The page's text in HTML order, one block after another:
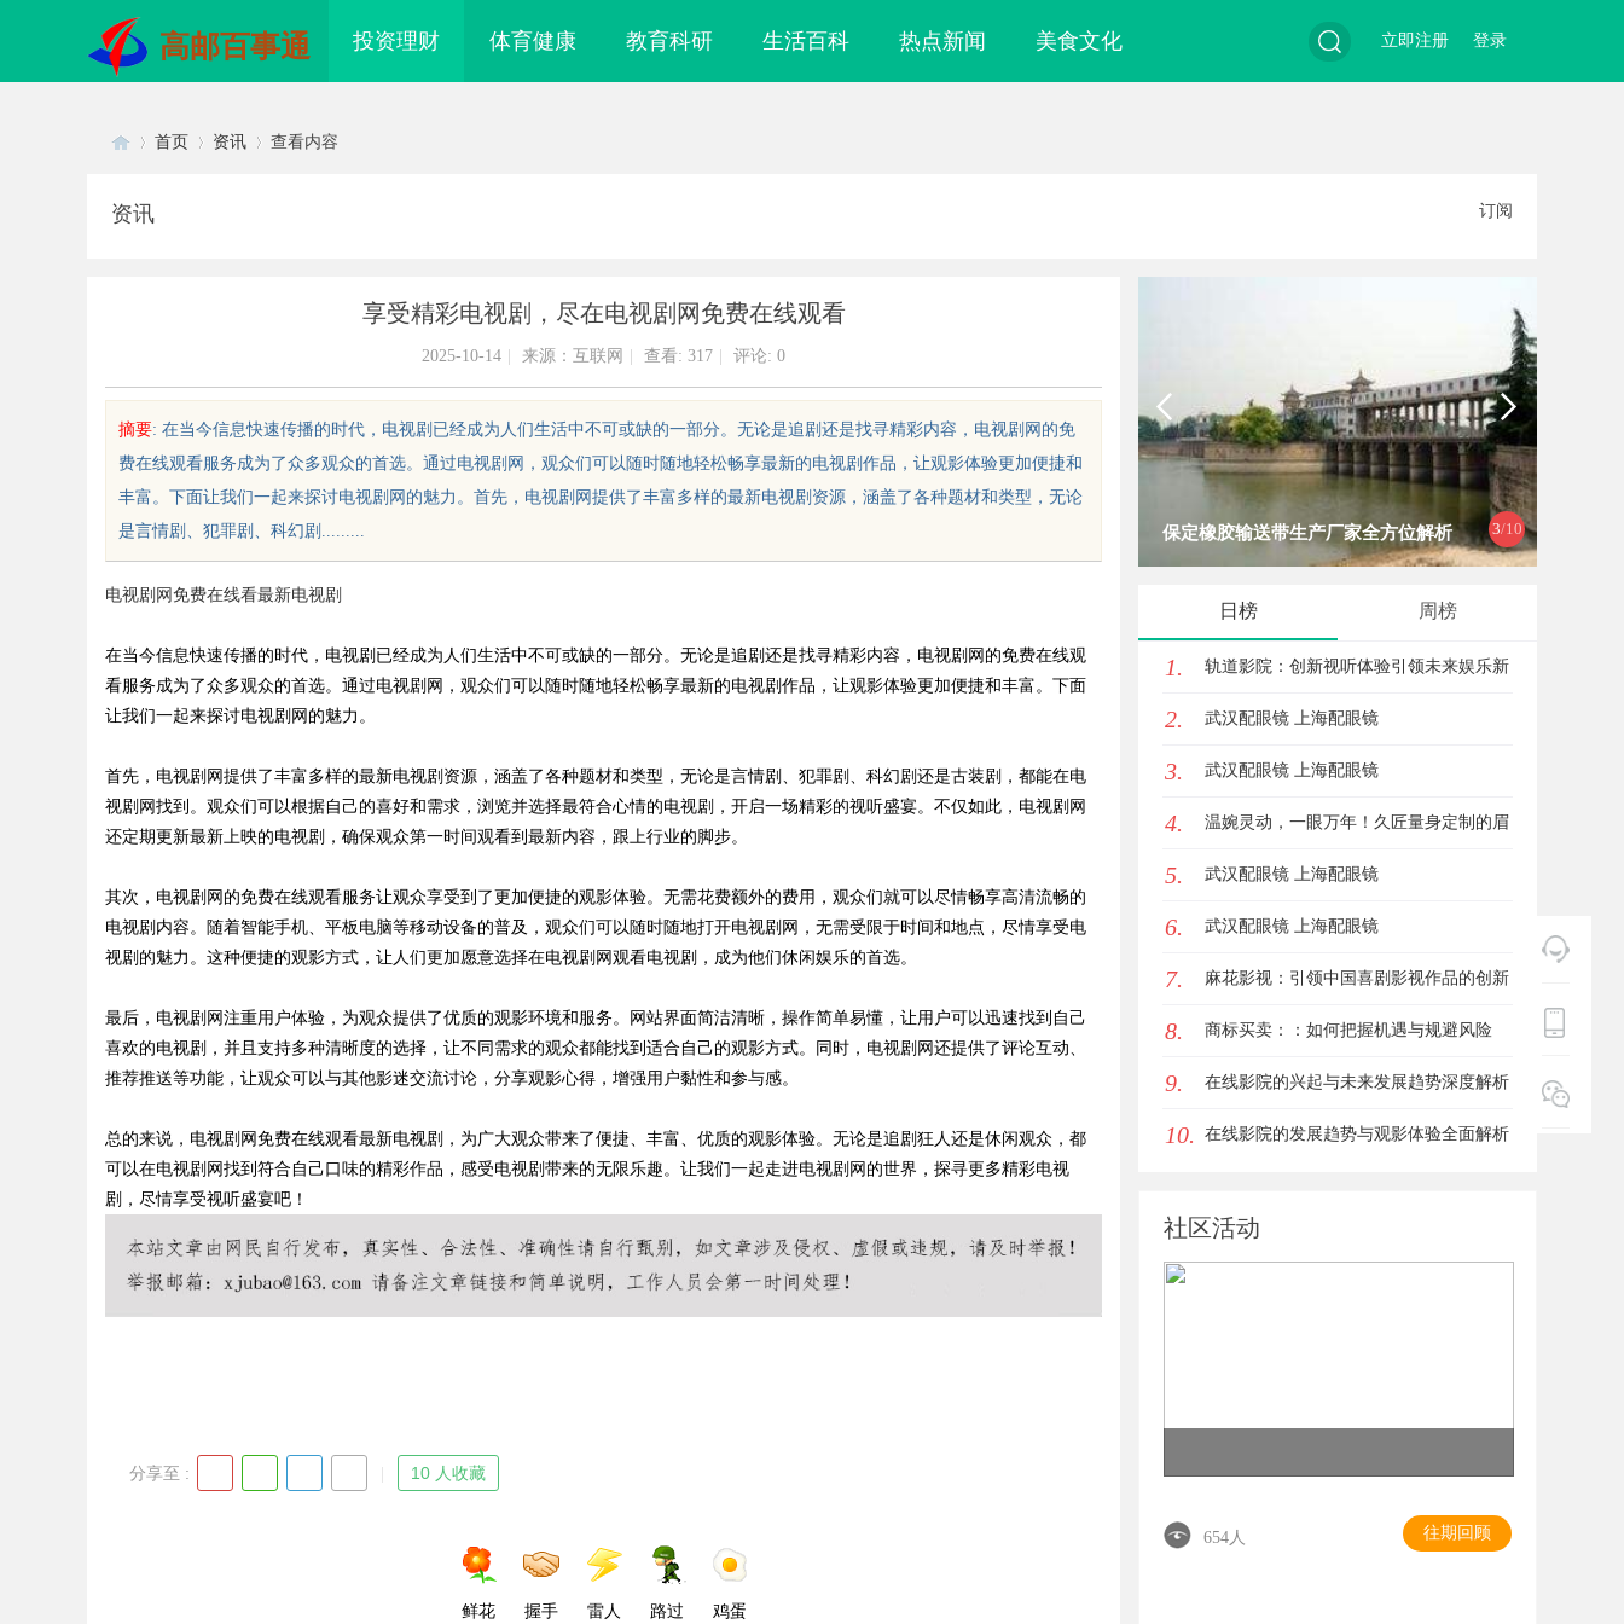
高邮百事通 投资理财 体育健康 教育科研 生活百科 热点新闻 美食文化 登录
立即注册
uz
!
Bo
首页 资讯 查看内容
资讯 订阅
享受精彩电视剧，尽在电视剧网免费在线观看
2025-10-14 来源：互联网 查看: 317 评论: 0
摘要: 在当今信息快速传播的时代，电视剧已经成为人们生活中不可或缺的一部分。无论是追剧还是找寻精彩内容，电视剧网的免
费在线观看服务成为了众多观众的首选。通过电视剧网，观众们可以随时随地轻松畅享最新的电视剧作品，让观影体验更加便捷和
丰富。下面让我们一起来探讨电视剧网的魅力。首先，电视剧网提供了丰富多样的最新电视剧资源，涵盖了各种题材和类型，无论
是言情剧、犯罪剧、科幻剧.........
电视剧网免费在线看最新电视剧
在当今信息快速传播的时代，电视剧已经成为人们生活中不可或缺的一部分。无论是追剧还是找寻精彩内容，电视剧网的免费在线观
看服务成为了众多观众的首选。通过电视剧网，观众们可以随时随地轻松畅享最新的电视剧作品，让观影体验更加便捷和丰富。下面
让我们一起来探讨电视剧网的魅力。
首先，电视剧网提供了丰富多样的最新电视剧资源，涵盖了各种题材和类型，无论是言情剧、犯罪剧、科幻剧还是古装剧，都能在电
视剧网找到。观众们可以根据自己的喜好和需求，浏览并选择最符合心情的电视剧，开启一场精彩的视听盛宴。不仅如此，电视剧网
还定期更新最新上映的电视剧，确保观众第一时间观看到最新内容，跟上行业的脚步。
其次，电视剧网的免费在线观看服务让观众享受到了更加便捷的观影体验。无需花费额外的费用，观众们就可以尽情畅享高清流畅的
电视剧内容。随着智能手机、平板电脑等移动设备的普及，观众们可以随时随地打开电视剧网，无需受限于时间和地点，尽情享受电
视剧的魅力。这种便捷的观影方式，让人们更加愿意选择在电视剧网观看电视剧，成为他们休闲娱乐的首选。
最后，电视剧网注重用户体验，为观众提供了优质的观影环境和服务。网站界面简洁清晰，操作简单易懂，让用户可以迅速找到自己
喜欢的电视剧，并且支持多种清晰度的选择，让不同需求的观众都能找到适合自己的观影方式。同时，电视剧网还提供了评论互动、
推荐推送等功能，让观众可以与其他影迷交流讨论，分享观影心得，增强用户黏性和参与感。
总的来说，电视剧网免费在线观看最新电视剧，为广大观众带来了便捷、丰富、优质的观影体验。无论是追剧狂人还是休闲观众，都
可以在电视剧网找到符合自己口味的精彩作品，感受电视剧带来的无限乐趣。让我们一起走进电视剧网的世界，探寻更多精彩电视
剧，尽情享受视听盛宴吧！
分享至 : 10 人收藏
鲜花 握手 雷人 路过 鸡蛋
3/10
电影：畅享无成本观影体验的 保定橡胶输送带生产厂家全方位解析
日榜 周榜
1. 轨道影院：创新视听体验引领未来娱乐新
潮流
2. 武汉配眼镜 上海配眼镜
3. 武汉配眼镜 上海配眼镜
4. 温婉灵动，一眼万年！久匠量身定制的眉
眼唇，才是你整张脸的点睛之笔！淡颜系
女生的气质加分项
5. 武汉配眼镜 上海配眼镜
6. 武汉配眼镜 上海配眼镜
7. 麻花影视：引领中国喜剧影视作品的创新
与发展之路
8. 商标买卖：：如何把握机遇与规避风险
9. 在线影院的兴起与未来发展趋势深度解析
10. 在线影院的发展趋势与观影体验全面解析
社区活动
654人 往期回顾